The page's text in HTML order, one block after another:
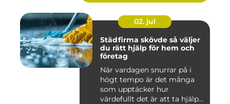
02. jul
Städfirma skövde så väljer
du rätt hjälp för hem och
företag
När vardagen snurrar på i
högt tempo är det många
som upptäcker hur
värdefullt det är att ta hjälp